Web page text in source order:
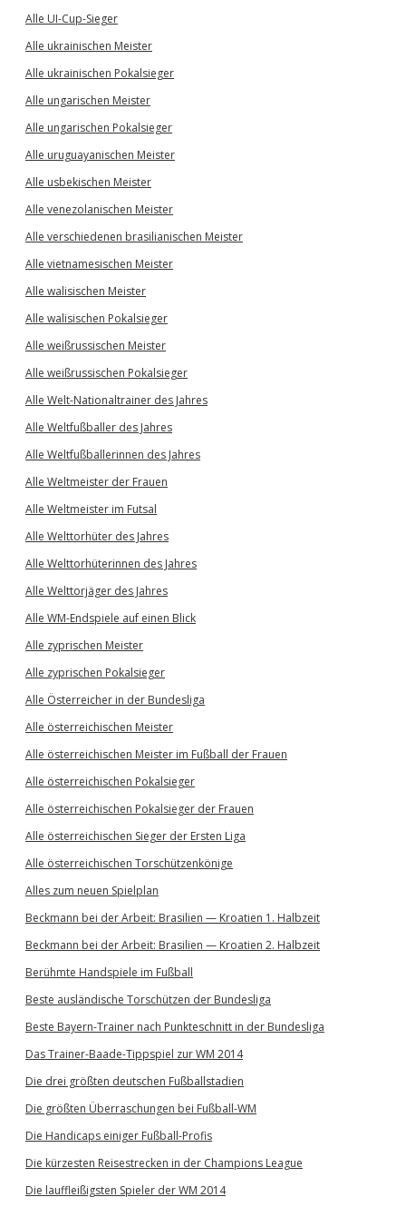
Alle UI-Cup-Sieger
Alle ukrainischen Meister
Alle ukrainischen Pokalsieger
Alle ungarischen Meister
Alle ungarischen Pokalsieger
Alle uruguayanischen Meister
Alle usbekischen Meister
Alle venezolanischen Meister
Alle verschiedenen brasilianischen Meister
Alle vietnamesischen Meister
Alle walisischen Meister
Alle walisischen Pokalsieger
Alle weißrussischen Meister
Alle weißrussischen Pokalsieger
Alle Welt-Nationaltrainer des Jahres
Alle Weltfußballer des Jahres
Alle Weltfußballerinnen des Jahres
Alle Weltmeister der Frauen
Alle Weltmeister im Futsal
Alle Welttorhüter des Jahres
Alle Welttorhüterinnen des Jahres
Alle Welttorjäger des Jahres
Alle WM-Endspiele auf einen Blick
Alle zyprischen Meister
Alle zyprischen Pokalsieger
Alle Österreicher in der Bundesliga
Alle österreichischen Meister
Alle österreichischen Meister im Fußball der Frauen
Alle österreichischen Pokalsieger
Alle österreichischen Pokalsieger der Frauen
Alle österreichischen Sieger der Ersten Liga
Alle österreichischen Torschützenkönige
Alles zum neuen Spielplan
Beckmann bei der Arbeit: Brasilien — Kroatien 1. Halbzeit
Beckmann bei der Arbeit: Brasilien — Kroatien 2. Halbzeit
Berühmte Handspiele im Fußball
Beste ausländische Torschützen der Bundesliga
Beste Bayern-Trainer nach Punkteschnitt in der Bundesliga
Das Trainer-Baade-Tippspiel zur WM 2014
Die drei größten deutschen Fußballstadien
Die größten Überraschungen bei Fußball-WM
Die Handicaps einiger Fußball-Profis
Die kürzesten Reisestrecken in der Champions League
Die lauffleißigsten Spieler der WM 2014